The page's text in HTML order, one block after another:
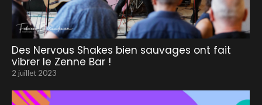
Des Nervous Shakes bien sauvages ont fait
vibrer le Zenne Bar !
2 juillet 2023